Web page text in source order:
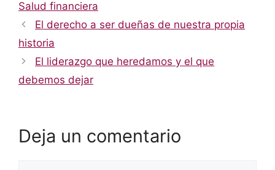
Salud financiera
El derecho a ser dueñas de nuestra propia
historia
El liderazgo que heredamos y el que
debemos dejar
Deja un comentario